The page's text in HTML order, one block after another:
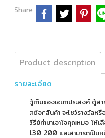
Share
Product description
รายละเอียด
ตู้เก็บของเอนกประสงค์ ตู้ส
สต๊อกสินค้า จะโชว์รางวัลหรื
ซีรีย์ทำมาเอาใจคุณหมอ ให้
130 200 และสามารถเป็นห